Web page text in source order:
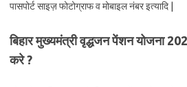
पासपोर्ट साइज़ फोटोग्राफ व मोबाइल नंबर इत्यादि |
बिहार मुख्यमंत्री वृद्धजन पेंशन योजना
करे ?